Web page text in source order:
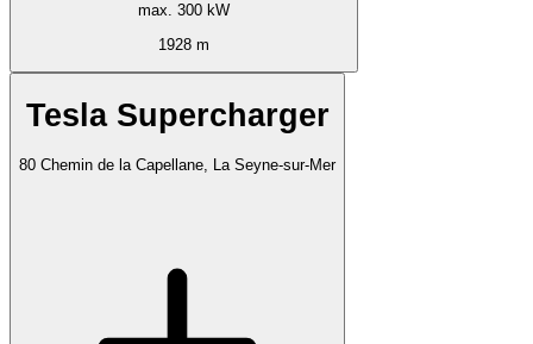
max. 300 kW
1928 m
Tesla Supercharger
80 Chemin de la Capellane, La Seyne-sur-Mer